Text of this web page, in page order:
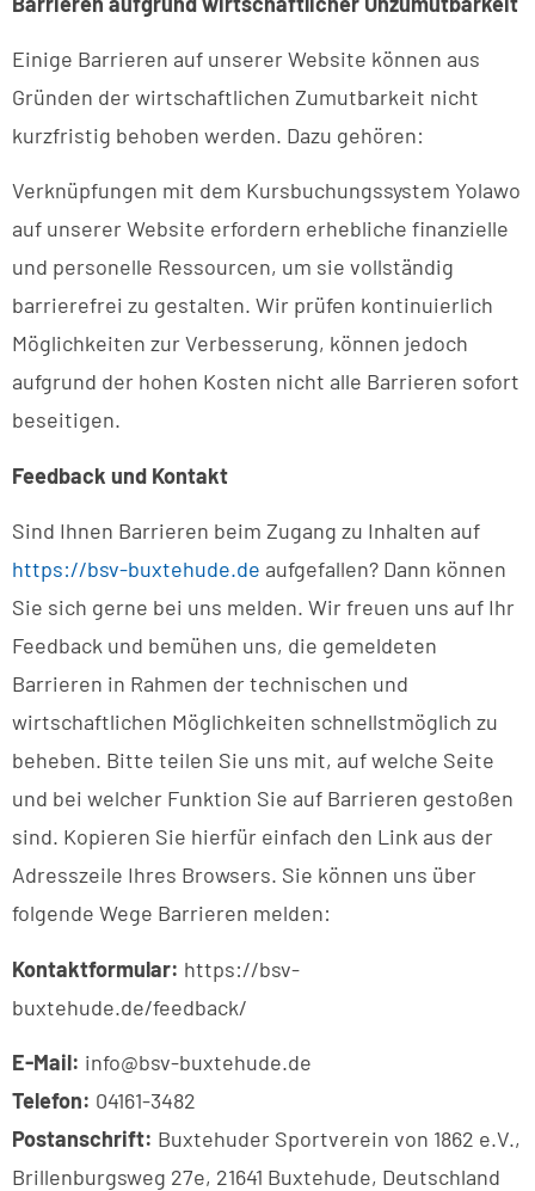
Einige Barrieren auf unserer Website können aus
Gründen der wirtschaftlichen Zumutbarkeit nicht
kurzfristig behoben werden. Dazu gehören:
Verknüpfungen mit dem Kursbuchungssystem Yolawo
auf unserer Website erfordern erhebliche finanzielle
und personelle Ressourcen, um sie vollständig
barrierefrei zu gestalten. Wir prüfen kontinuierlich
Möglichkeiten zur Verbesserung, können jedoch
aufgrund der hohen Kosten nicht alle Barrieren sofort
beseitigen.
Feedback und Kontakt
Sind Ihnen Barrieren beim Zugang zu Inhalten auf
https://bsv-buxtehude.de aufgefallen? Dann können
Sie sich gerne bei uns melden. Wir freuen uns auf Ihr
Feedback und bemühen uns, die gemeldeten
Barrieren in Rahmen der technischen und
wirtschaftlichen Möglichkeiten schnellstmöglich zu
beheben. Bitte teilen Sie uns mit, auf welche Seite
und bei welcher Funktion Sie auf Barrieren gestoßen
sind. Kopieren Sie hierfür einfach den Link aus der
Adresszeile Ihres Browsers. Sie können uns über
folgende Wege Barrieren melden:
Kontaktformular: https://bsv-
buxtehude.de/feedback/
E-Mail: info@bsv-buxtehude.de
Telefon: 04161-3482
Postanschrift: Buxtehuder Sportverein von 1862 e.V.,
Brillenburgsweg 27e, 21641 Buxtehude, Deutschland